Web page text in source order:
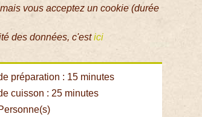
vous acceptez un cookie (durée
des données, c'estici
préparation : 15 minutes
cuisson : 25 minutes